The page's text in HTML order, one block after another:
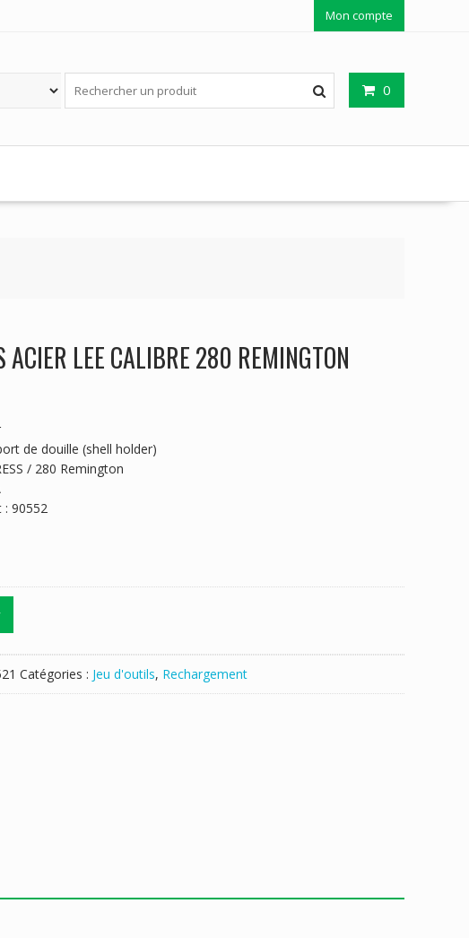
Mon compte
0
ACIER LEE CALIBRE 280 REMINGTON
€.
de douille (shell holder)
/ 280 Remington
: 90552
Catégories : Jeu d'outils, Rechargement